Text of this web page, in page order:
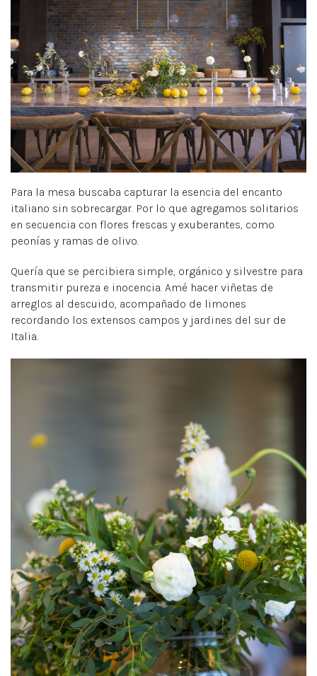
Para la mesa buscaba capturar la esencia del encanto
italiano sin sobrecargar. Por lo que agregamos solitarios
en secuencia con flores frescas y exuberantes, como
peonías y ramas de olivo.
Quería que se percibiera simple, orgánico y silvestre para
transmitir pureza e inocencia. Amé hacer viñetas de
arreglos al descuido, acompañado de limones
recordando los extensos campos y jardines del sur de
Italia.